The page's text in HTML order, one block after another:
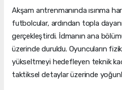
Akşam antrenmanında ısınma
futbolcular, ardından topla
gerçekleştirdi. İdmanın ana
üzerinde duruldu. Oyuncuların
yükseltmeyi hedefleyen teknik
taktiksel detaylar üzerinde